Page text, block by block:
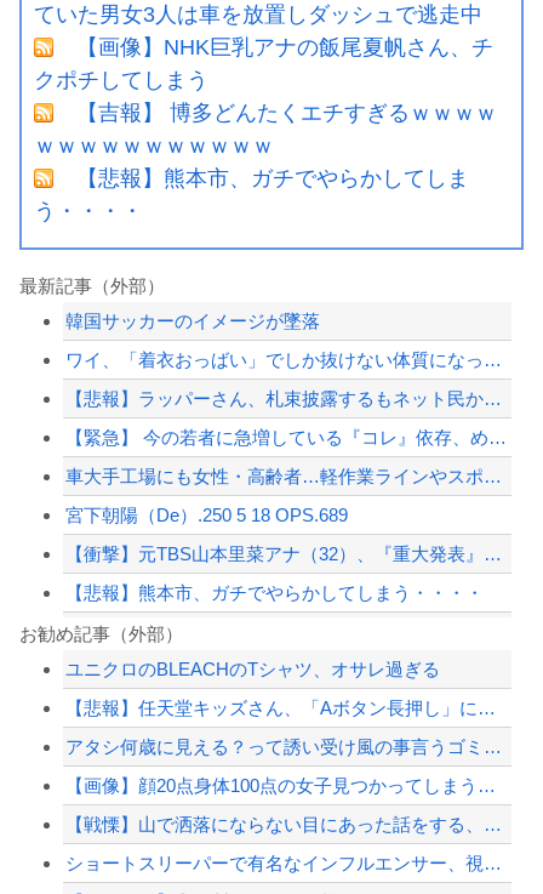
ていた男女3人は車を放置しダッシュで逃走中
【画像】NHK巨乳アナの飯尾夏帆さん、チ
クポチしてしまう
【吉報】 博多どんたくエチすぎるｗｗｗｗ
ｗｗｗｗｗｗｗｗｗｗｗ
【悲報】熊本市、ガチでやらかしてしま
う・・・・
最新記事（外部）
韓国サッカーのイメージが墜落
ワイ、「着衣おっばい」でしか抜けない体質になってしまうｗｗｗｗｗ
【悲報】ラッパーさん、札束披露するもネット民から「新社会人の初ボーナスくらいしか...
【緊急】 今の若者に急増している『コレ』依存、めちゃくちゃ深刻な模様w w w ...
車大手工場にも女性・高齢者…軽作業ラインやスポットワーク
宮下朝陽（De）.250 5 18 OPS.689
【衝撃】元TBS山本里菜アナ（32）、『重大発表』キタァアアアアーーーー！！
【悲報】熊本市、ガチでやらかしてしまう・・・・
【悲報】Motorolaのスマホ、ポンコツすぎる
東京駅近くに「地下シェルター」整備を正式表明…小池百合子知事「多くの方が滞在、施...
イギリス経済紙「日本の年金制度は低レベル、Cランクに位置づけられる」
【配信者】「金バエ」のSNS更新が1週間途絶え、様々な憶測が飛び交う。1週間ぶり...
【緊急速報】NYで警官が黒人男性の首を絞め、暴動第二波不可避へ
お勧め記事（外部）
ユニクロのBLEACHのTシャツ、オサレ過ぎる
【悲報】任天堂キッズさん、「Aボタン長押し」に気づかず任天堂に修正させてしまう
アタシ何歳に見える？って誘い受け風の事言うゴミってまだ生存してるよね～
【画像】顔20点身体100点の女子見つかってしまうｗｗｗｗｗｗｗｗ
【戦慄】山で洒落にならない目にあった話をする、オカルト系で
ショートスリーパーで有名なインフルエンサー、視聴者から「寝た方がいい」と言わ...